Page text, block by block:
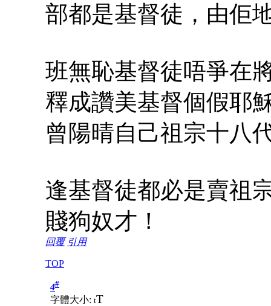
部都是基督徒，由佢
班無恥基督徒唔爭在
釋成讚美基督個假耶
曾陽晴自己祖宗十八
逢基督徒都必是賣祖
賤狗奴才！
回覆 引用
TOP
4#
字體大小: tT